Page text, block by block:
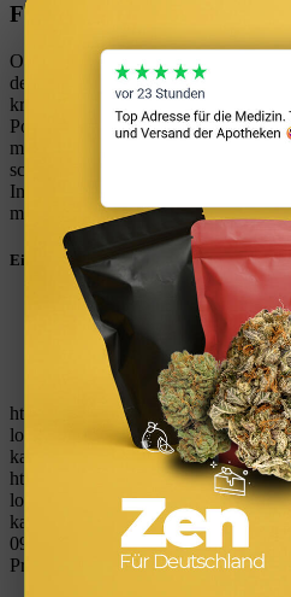
Fazit: Lohnt sich der Kauf
Offenbach ist die wohl spannendste
deutschen Immobilienmarkt. Die
kreativem Wandel und noch
Potenzial für Wertsteigerungen, die
möglich sind. Wer den urbanen,
schätzt und den langfristigen Trend
Investment mit
mit mehr Volatilität als in etablierten
Eintrag teilen
Teilen auf WhatsApp
Teilen auf LinkedIn
Teilen auf Reddit
Per E-Mail teilen
https://immobilienguru.one/wp-
logo-immobilien-finanzen-tools-
kapitalanlage-geld-verdienen.svg 0 0
https://immobilienguru.one/wp-
logo-immobilien-finanzen-tools-
kapitalanlage-geld-verdienen.svg
09:44:31
2026-02-13 09:44:31
Preise & Rendite